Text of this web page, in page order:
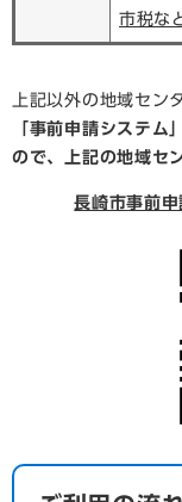
市税な
上記以外の地域セン
「事前申請システム
ので、上記の地域セ
長崎市事前